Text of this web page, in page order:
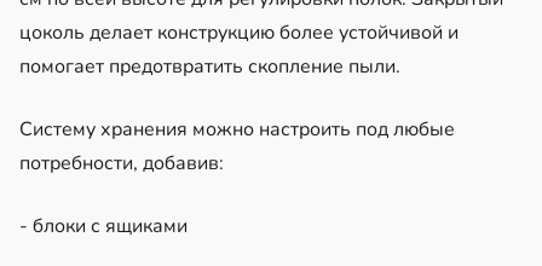
цоколь делает конструкцию более устойчивой и
помогает предотвратить скопление пыли.
Систему хранения можно настроить под любые
потребности, добавив:
- блоки с ящиками